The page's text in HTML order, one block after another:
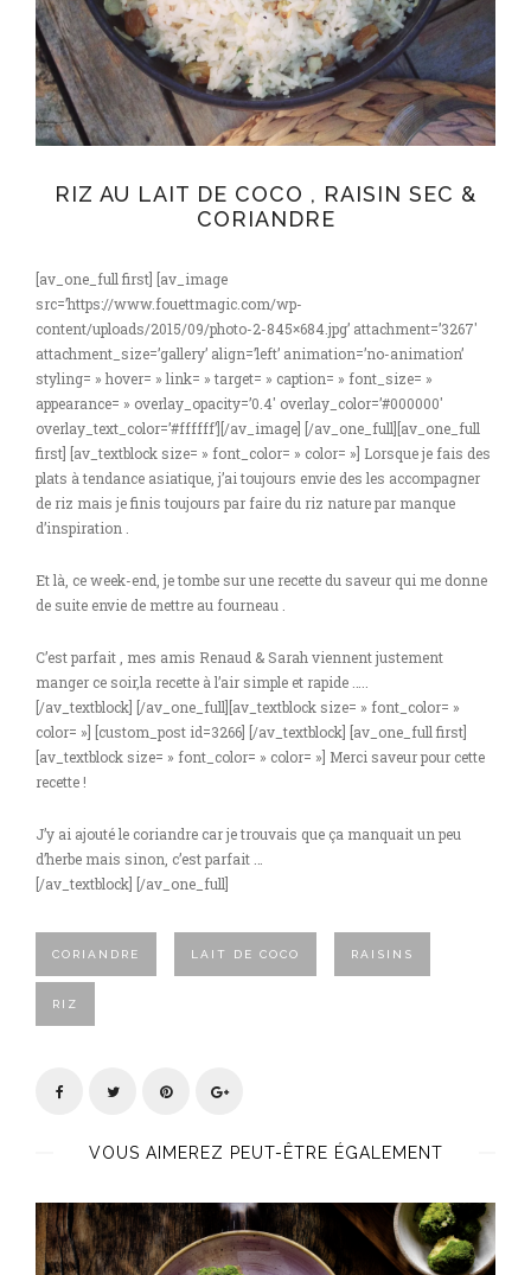
RIZ AU LAIT DE COCO , RAISIN SEC &
CORIANDRE
[av_one_full first] [av_image
src=’https://www.fouettmagic.com/wp-
content/uploads/2015/09/photo-2-845×684.jpg’ attachment=’3267′
attachment_size=’gallery’ align=’left’ animation=’no-animation’
styling= » hover= » link= » target= » caption= » font_size= »
appearance= » overlay_opacity=’0.4′ overlay_color=’#000000′
overlay_text_color=’#ffffff’][/av_image] [/av_one_full][av_one_full
first] [av_textblock size= » font_color= » color= »] Lorsque je fais des
plats à tendance asiatique, j’ai toujours envie des les accompagner
de riz mais je finis toujours par faire du riz nature par manque
d’inspiration .
Et là, ce week-end, je tombe sur une recette du saveur qui me donne
de suite envie de mettre au fourneau .
C’est parfait , mes amis Renaud & Sarah viennent justement
manger ce soir,la recette à l’air simple et rapide …..
[/av_textblock] [/av_one_full][av_textblock size= » font_color= »
color= »] [custom_post id=3266] [/av_textblock] [av_one_full first]
[av_textblock size= » font_color= » color= »] Merci saveur pour cette
recette !
J’y ai ajouté le coriandre car je trouvais que ça manquait un peu
d’herbe mais sinon, c’est parfait …
[/av_textblock] [/av_one_full]
CORIANDRE LAIT DE COCO RAISINS
RIZ
VOUS AIMEREZ PEUT-ÊTRE ÉGALEMENT